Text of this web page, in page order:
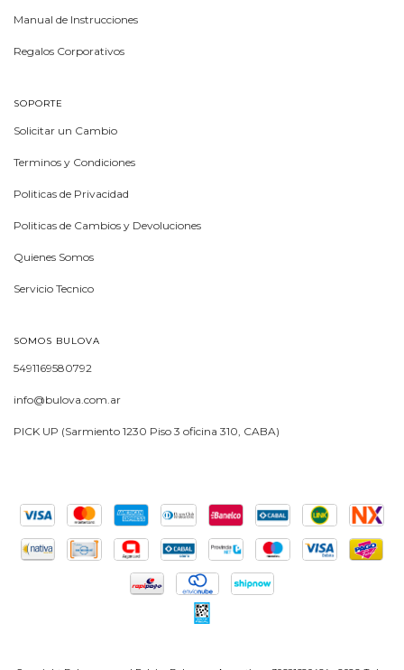
Manual de Instrucciones
Regalos Corporativos
SOPORTE
Solicitar un Cambio
Terminos y Condiciones
Politicas de Privacidad
Politicas de Cambios y Devoluciones
Quienes Somos
Servicio Tecnico
SOMOS BULOVA
5491169580792
info@bulova.com.ar
PICK UP (Sarmiento 1230 Piso 3 oficina 310, CABA)